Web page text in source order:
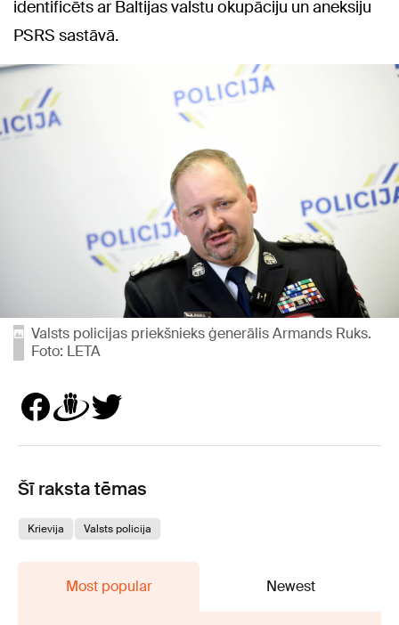
identificēts ar Baltijas valstu okupāciju un aneksiju
PSRS sastāvā.
Valsts policijas priekšnieks ģenerālis Armands Ruks.
Foto: LETA
Šī raksta tēmas
Krievija Valsts policija
Most popular Newest